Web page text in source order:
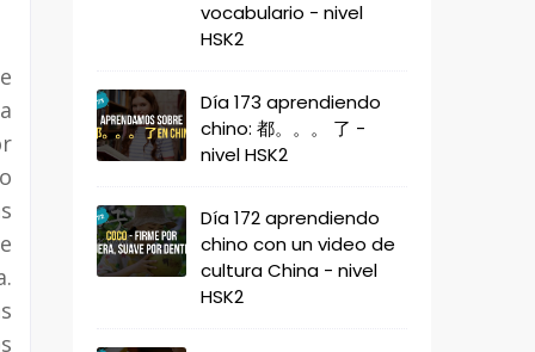
vocabulario - nivel
HSK2
Día 173 aprendiendo
chino: 都。。。 了 -
nivel HSK2
Día 172 aprendiendo
chino con un video de
cultura China - nivel
HSK2